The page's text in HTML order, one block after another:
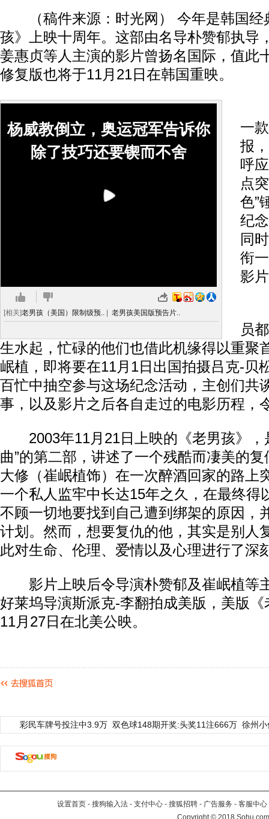
（稿件来源：时光网） 今年是韩国经
孩》上映十周年。这部由名导朴赞郁执导
姜惠贞等人主演的影片曾扬名国际，值此
修复版也将于11月21日在韩国重映。
杨威教倒立，奥运冠军告诉你
除了技巧还要锲而不舍
[相关]老男孩（美国）限制级预.. 老男孩美国版预告片..
一
报
呼
点
色”
纪
同
衔
影
员
生水起，忙碌的他们也借此机缘得以重聚
岷植，即将要在11月1日出国拍摄吕克-贝
百忙中抽空参与这场纪念活动，主创们共
事，以及影片之后各自走过的电影历程，
2003年11月21日上映的《老男孩》，
曲”的第二部，讲述了一个残酷而凄美的
大修（崔岷植饰）在一次醉酒回家的路上
一个私人监牢中长达15年之久，在最终得
不顾一切地要找到自己遭到绑架的原因，
计划。然而，想要复仇的他，其实是别人
此对生命、伦理、爱情以及心理进行了深
影片上映后令导演朴赞郁及崔岷植等
好莱坞导演斯派克-李翻拍成美版，美版
11月27日在北美公映。
彩民车牌号投注中3.9万 双色球148期开奖:头奖11注666万 徐州
设置首页 - 搜狗输入法 - 支付中心 - 搜狐招聘 - 广告服务 - 客服中心
Copyright ©2018